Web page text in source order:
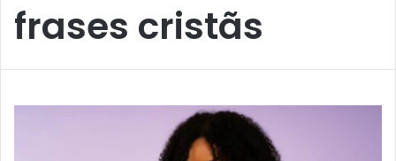
frases cristãs